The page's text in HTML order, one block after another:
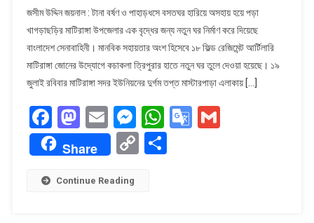
পাহাড়ধসে
ঘরহারা
বৃদ্ধকে
নতুন
ঘর
দিল
সেনাবাহিনী
জসীম উদ্দিন জয়নাল : টানা বর্ষণ ও পাহাড়ধসে বসতঘর হারিয়ে অসহায় হয়ে পড়া
খাগড়াছড়ির মাটিরাঙ্গা উপজেলার এক বৃদ্ধের জন্য নতুন ঘর নির্মাণ করে দিয়েছে
বাংলাদেশ সেনাবাহিনী। মানবিক সহায়তার অংশ হিসেবে ১৮ ফিল্ড রেজিমেন্ট আর্টিলারি
মাটিরাঙ্গা জোনের উদ্যোগে কচাকলা ত্রিপুরার হাতে নতুন ঘর তুলে দেওয়া হয়েছে। ১৯
জুলাই রবিবার মাটিরাঙ্গা সদর ইউনিয়নের দুর্গম তপ্ত মাস্টারপাড়া এলাকায় […]
Facebook
Mastodon
EmailMessenger
WhatsApp
Google
Gmail
Share
CopyShare
Continue Reading